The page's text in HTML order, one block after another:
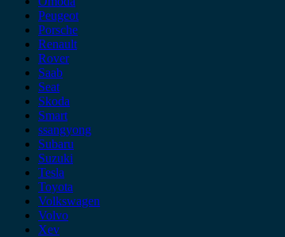
Peugeot
Porsche
Renault
Rover
Saab
Seat
Skoda
Smart
ssangyong
Subaru
Suzuki
Tesla
Toyota
Volkswagen
Volvo
Xev